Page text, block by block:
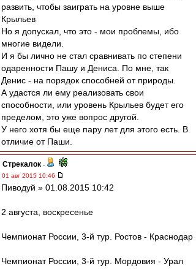
развить, чтобы заиграть на уровне выше
Крыльев
Но я допускал, что это - мои проблемы, ибо
многие видели.
И я бы лично не стал сравнивать по степени
одаренности Пашу и Дениса. По мне, так
Денис - на порядок способней от природы.
А удастся ли ему реализовать свои
способности, или уровень Крыльев будет его
пределом, это уже вопрос другой.
У него хотя бы еще пару лет для этого есть. В
отличие от Паши.
Стрекалок -
01 авг 2015 10:46
Пиводуй » 01.08.2015 10:42
2 августа, воскресенье
Чемпионат России, 3-й тур. Ростов - Краснодар
Чемпионат России, 3-й тур. Мордовия - Урал